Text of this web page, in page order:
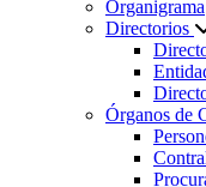
Organigrama
Directorios
Órganos de